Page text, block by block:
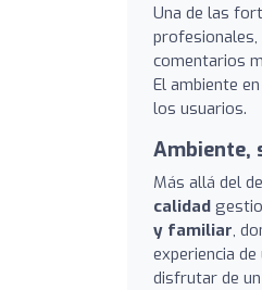
Una de las
comentarios
El ambiente
los usuarios.
Ambiente,
Más allá del
calidad
y familiar,
experiencia
disfrutar de